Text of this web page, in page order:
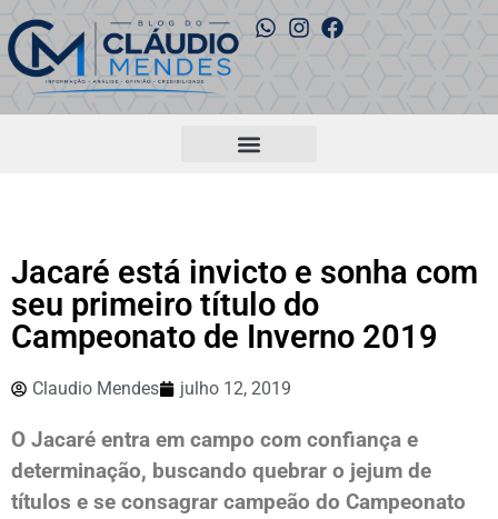
Jacaré está invicto e sonha com
seu primeiro título do
Campeonato de Inverno 2019
Claudio Mendes julho 12, 2019
O Jacaré entra em campo com confiança e
determinação, buscando quebrar o jejum de
títulos e se consagrar campeão do Campeonato